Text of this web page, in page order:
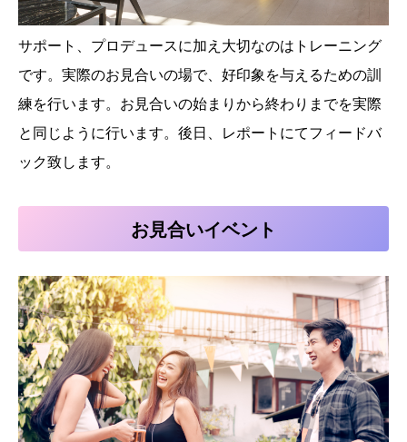
サポート、プロデュースに加え大切なのはトレーニング
です。実際のお見合いの場で、好印象を与えるための訓
練を行います。お見合いの始まりから終わりまでを実際
と同じように行います。後日、レポートにてフィードバ
ック致します。
お見合いイベント